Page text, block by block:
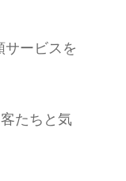
サービスを
たちと気